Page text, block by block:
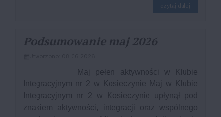
czytaj dalej
Podsumowanie maj 2026
Maj pełen aktywności w Klubie
Integracyjnym nr 2 w Kosieczynie Maj w Klubie
Integracyjnym nr 2 w Kosieczynie upłynął pod
znakiem aktywności, integracji oraz wspólnego